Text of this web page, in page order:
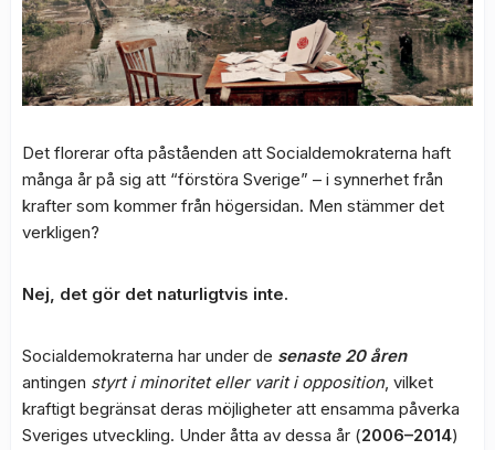
Det florerar ofta påståenden att Socialdemokraterna haft
många år på sig att “förstöra Sverige” – i synnerhet från
krafter som kommer från högersidan. Men stämmer det
verkligen?
Nej, det gör det naturligtvis inte.
Socialdemokraterna har under de senaste 20 åren
antingen styrt i minoritet eller varit i opposition, vilket
kraftigt begränsat deras möjligheter att ensamma påverka
Sveriges utveckling. Under åtta av dessa år (2006–2014)